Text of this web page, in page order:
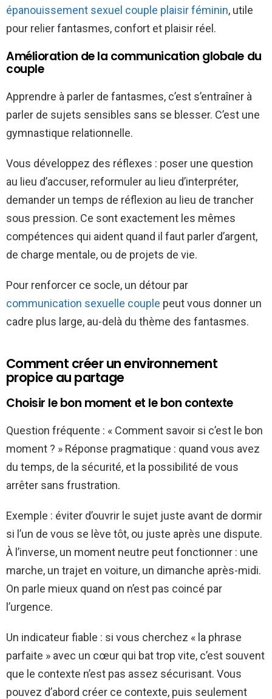
épanouissement sexuel couple plaisir féminin, utile
pour relier fantasmes, confort et plaisir réel.
Amélioration de la communication globale du
couple
Apprendre à parler de fantasmes, c’est s’entraîner à
parler de sujets sensibles sans se blesser. C’est une
gymnastique relationnelle.
Vous développez des réflexes : poser une question
au lieu d’accuser, reformuler au lieu d’interpréter,
demander un temps de réflexion au lieu de trancher
sous pression. Ce sont exactement les mêmes
compétences qui aident quand il faut parler d’argent,
de charge mentale, ou de projets de vie.
Pour renforcer ce socle, un détour par
communication sexuelle couple peut vous donner un
cadre plus large, au-delà du thème des fantasmes.
Comment créer un environnement
propice au partage
Choisir le bon moment et le bon contexte
Question fréquente : « Comment savoir si c’est le bon
moment ? » Réponse pragmatique : quand vous avez
du temps, de la sécurité, et la possibilité de vous
arrêter sans frustration.
Exemple : éviter d’ouvrir le sujet juste avant de dormir
si l’un de vous se lève tôt, ou juste après une dispute.
À l’inverse, un moment neutre peut fonctionner : une
marche, un trajet en voiture, un dimanche après-midi.
On parle mieux quand on n’est pas coincé par
l’urgence.
Un indicateur fiable : si vous cherchez « la phrase
parfaite » avec un cœur qui bat trop vite, c’est souvent
que le contexte n’est pas assez sécurisant. Vous
pouvez d’abord créer ce contexte, puis seulement